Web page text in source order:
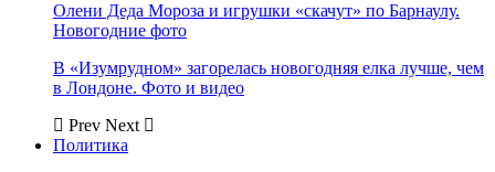
Олени Деда Мороза и игрушки «скачут» по Барнаулу.
Новогодние фото
В «Изумрудном» загорелась новогодняя елка лучше, чем
в Лондоне. Фото и видео
Prev Next
Политика